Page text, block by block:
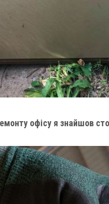
офісу я знайшов